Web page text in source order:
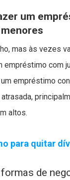
um
mas às vezes
empréstimo com
empréstimo
altos.
para quitar
de